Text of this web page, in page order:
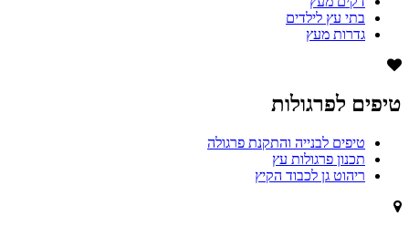
בתי עץ לילדים
גדרות מעץ
טיפים לפרגולות
טיפים לבנייה והתקנת פרגולה
תכנון פרגולות עץ
ריהוט גן לכבוד הקיץ